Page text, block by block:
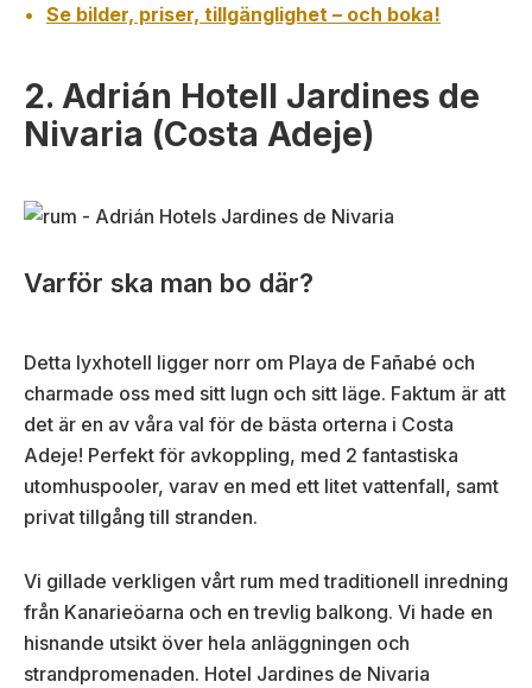
Se bilder, priser, tillgänglighet – och boka!
2. Adrián Hotell Jardines de
Nivaria (Costa Adeje)
Varför ska man bo där?
Detta lyxhotell ligger norr om Playa de Fañabé och
charmade oss med sitt lugn och sitt läge. Faktum är att
det är en av våra val för de bästa orterna i Costa
Adeje! Perfekt för avkoppling, med 2 fantastiska
utomhuspooler, varav en med ett litet vattenfall, samt
privat tillgång till stranden.
Vi gillade verkligen vårt rum med traditionell inredning
från Kanarieöarna och en trevlig balkong. Vi hade en
hisnande utsikt över hela anläggningen och
strandpromenaden. Hotel Jardines de Nivaria